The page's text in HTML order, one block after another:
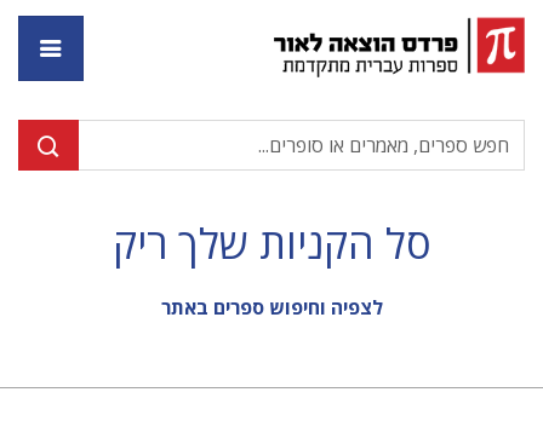
סל הקניות שלך ריק
לצפיה וחיפוש ספרים באתר